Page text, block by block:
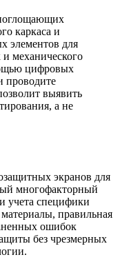
каркаса и
элементов для
и механического
цифровых
проводите
выявить
а не
экранов для
многофакторный
учета специфики
правильная
ошибок
без чрезмерных